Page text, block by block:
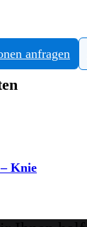
anfragen
Knie